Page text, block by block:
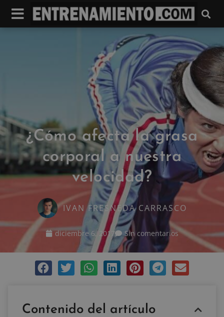
¿Cómo afecta la grasa
corporal a nuestra
velocidad?
IVAN FRESNEDA CARRASCO
diciembre 6, 2017 Sin comentarios
Contenido del artículo